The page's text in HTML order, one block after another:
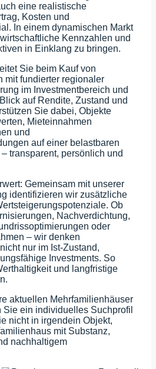
eine realistische
Kosten und
In einem dynamischen Markt
Kennzahlen und
in Einklang zu bringen.
Sie beim Kauf von
mit fundierter regionaler
im Investmentbereich und
auf Rendite, Zustand und
Sie dabei, Objekte
Mieteinnahmen
und
auf einer belastbaren
transparent, persönlich und
Gemeinsam mit unserer
identifizieren wir zusätzliche
Ob
Nachverdichtung,
oder
– wir denken
nur im Ist-Zustand,
Investments. So
und langfristige
aktuellen Mehrfamilienhäuser
Sie ein individuelles Suchprofil
nicht in irgendein Objekt,
mit Substanz,
nachhaltigem